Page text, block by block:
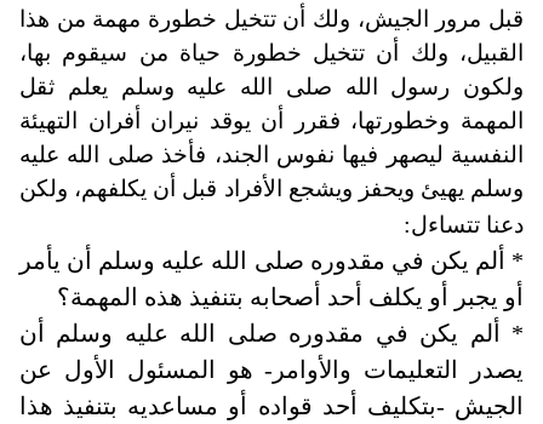
قبل مرور الجيش، ولك أن تتخيل خطورة مهمة من هذا
القبيل، ولك أن تتخيل خطورة حياة من سيقوم بها،
ولكون رسول الله صلى الله عليه وسلم يعلم ثقل
المهمة وخطورتها، فقرر أن يوقد نيران أفران التهيئة
النفسية ليصهر فيها نفوس الجند، فأخذ صلى الله عليه
وسلم يهيئ ويحفز ويشجع الأفراد قبل أن يكلفهم، ولكن
دعنا تتساءل:
* ألم يكن في مقدوره صلى الله عليه وسلم أن يأمر
أو يجبر أو يكلف أحد أصحابه بتنفيذ هذه المهمة؟
*
ألم يكن في مقدوره صلى الله عليه وسلم أن
يصدر التعليمات والأوامر- هو المسئول الأول عن
الجيش -بتكليف أحد قواده أو مساعديه بتنفيذ هذا